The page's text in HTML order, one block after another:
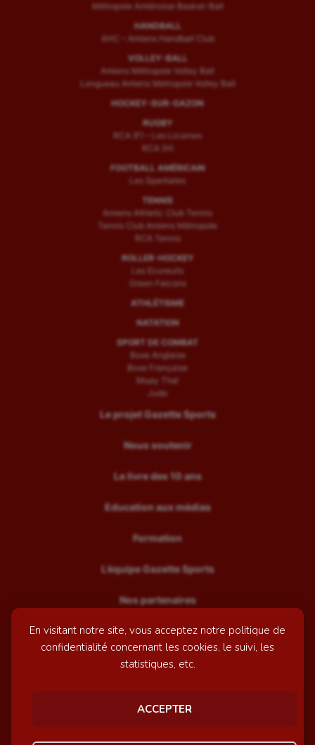
En visitant notre site, vous acceptez notre politique de
confidentialité concernant les cookies, le suivi, les
statistiques, etc.
ACCEPTER
Métropole Amiénoise Basket-Ball
HANDBALL
AHC – Amiens Handball Club
VOLLEY-BALL
Amiens Métropole Volley Ball
Longueau Amiens Metropole Volley Ball
HOCKEY-SUR-GAZON
RUGBY
RCA (F) – Les Licornes
RCA (H)
FOOTBALL AMÉRICAIN
Les Spartiates
TENNIS
Amiens Athletic Club Tennis
Tennis Club Amiens Métropole
RCA Tennis
ROLLER-HOCKEY
Les Ecureuils
Green Falcons
ATHLÉTISME
NATATION
SPORT DE COMBAT
Boxe Anglaise
Boxe Française
Muay Thaï
Judo
Le projet Gazette Sports
Nous soutenir
Le livre des 10 ans
Education aux médias
Formation
L’équipe Gazette Sports
Nos partenaires
Recrutement
Mentions légales